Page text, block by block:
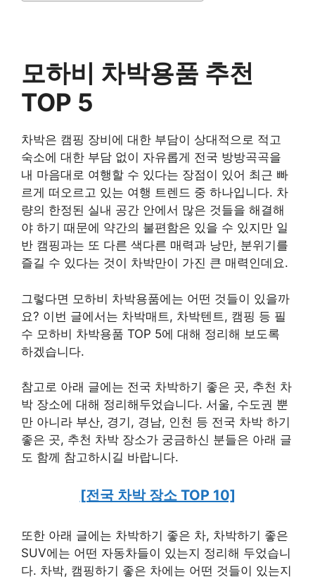
모하비 차박용품 추천
TOP 5
차박은 캠핑 장비에 대한 부담이 상대적으로 적고
숙소에 대한 부담 없이 자유롭게 전국 방방곡곡을
내 마음대로 여행할 수 있다는 장점이 있어 최근 빠
르게 떠오르고 있는 여행 트렌드 중 하나입니다. 차
량의 한정된 실내 공간 안에서 많은 것들을 해결해
야 하기 때문에 약간의 불편함은 있을 수 있지만 일
반 캠핑과는 또 다른 색다른 매력과 낭만, 분위기를
즐길 수 있다는 것이 차박만이 가진 큰 매력인데요.
그렇다면 모하비 차박용품에는 어떤 것들이 있을까
요? 이번 글에서는 차박매트, 차박텐트, 캠핑 등 필
수 모하비 차박용품 TOP 5에 대해 정리해 보도록
하겠습니다.
참고로 아래 글에는 전국 차박하기 좋은 곳, 추천 차
박 장소에 대해 정리해두었습니다. 서울, 수도권 뿐
만 아니라 부산, 경기, 경남, 인천 등 전국 차박 하기
좋은 곳, 추천 차박 장소가 궁금하신 분들은 아래 글
도 함께 참고하시길 바랍니다.
[전국 차박 장소 TOP 10]
또한 아래 글에는 차박하기 좋은 차, 차박하기 좋은
SUV에는 어떤 자동차들이 있는지 정리해 두었습니
다. 차박, 캠핑하기 좋은 차에는 어떤 것들이 있는지